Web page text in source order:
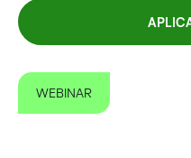
WEBINAR